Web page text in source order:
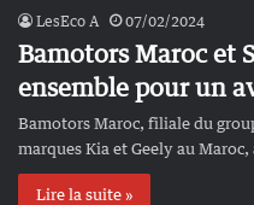
LesEco A 07/02/2024
Bamotors Maroc et
ensemble pour un
Bamotors Maroc, filiale du
marques Kia et Geely au
Lire la suite »